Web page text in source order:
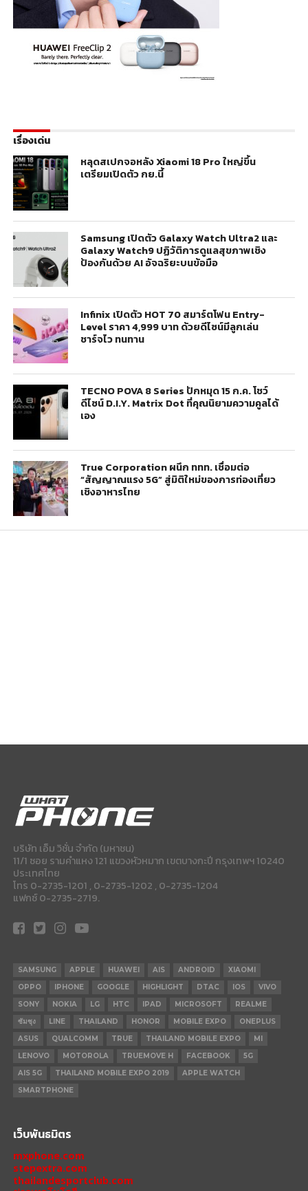
เรื่องเด่น
หลุดสเปกจอหลัง Xiaomi 18 Pro ใหญ่ขึ้น
เตรียมเปิดตัว กย.นี้
Samsung เปิดตัว Galaxy Watch Ultra2 และ
Galaxy Watch9 ปฏิวัติการดูแลสุขภาพเชิง
ป้องกันด้วย AI อัจฉริยะบนข้อมือ
Infinix เปิดตัว HOT 70 สมาร์ตโฟน Entry-
Level ราคา 4,999 บาท ด้วยดีไซน์มีลูกเล่น
ชาร์จไว ทนทาน
TECNO POVA 8 Series ปักหมุด 15 ก.ค. โชว์
ดีไซน์ D.I.Y. Matrix Dot ที่คุณนิยามความคูลได้
เอง
True Corporation ผนึก ททท. เชื่อมต่อ
“สัญญาณแรง 5G” สู่มิติใหม่ของการท่องเที่ยว
เชิงอาหารไทย
บริษัท เอ็ม วิชั่น จำกัด (มหาชน)
11/1 ซอย รามคำแหง 121 แขวงหัวหมาก เขตบางกะปี กรุงเทพฯ 10240
ประเทศไทย
โทร 0-2735-1201 , 0-2735-1202 , 0-2735-1204
แฟกซ์ 0-2735-2719.
SAMSUNG APPLE HUAWEI AIS ANDROID
XIAOMI
OPPO
IPHONE GOOGLE HIGHLIGHT DTAC IOS
VIVO
SONY
NOKIA LG HTC IPAD MICROSOFT
REALME
ซัมซุง
LINE THAILAND HONOR MOBILE EXPO
ONEPLUS
ASUS
QUALCOMM TRUE THAILAND MOBILE EXPO
MI
LENOVO
MOTOROLA TRUEMOVE H FACEBOOK
5G
AIS 5G
THAILAND MOBILE EXPO 2019
APPLE WATCH
SMARTPHONE
เว็บพันธมิตร
mxphone.com
stepextra.com
thailandesportclub.com